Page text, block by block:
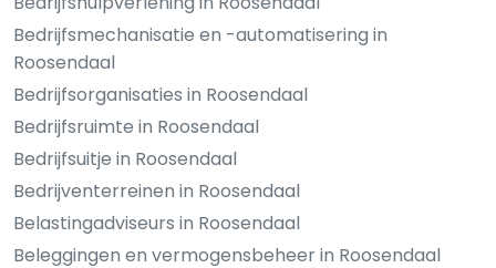
Bedrijfsmechanisatie en -automatisering in
Roosendaal
Bedrijfsorganisaties in Roosendaal
Bedrijfsruimte in Roosendaal
Bedrijfsuitje in Roosendaal
Bedrijventerreinen in Roosendaal
Belastingadviseurs in Roosendaal
Beleggingen en vermogensbeheer in Roosendaal